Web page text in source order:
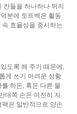
칸들을 하나하나 뒤지
분에 토트백은 활동
효율성을 중시하는
도록 해 주기 때문에,
게 쓰기 어려운 상황
하든, 혹은 다른 물
대쪽 손은 여전히 자
은 일반적으로 양손